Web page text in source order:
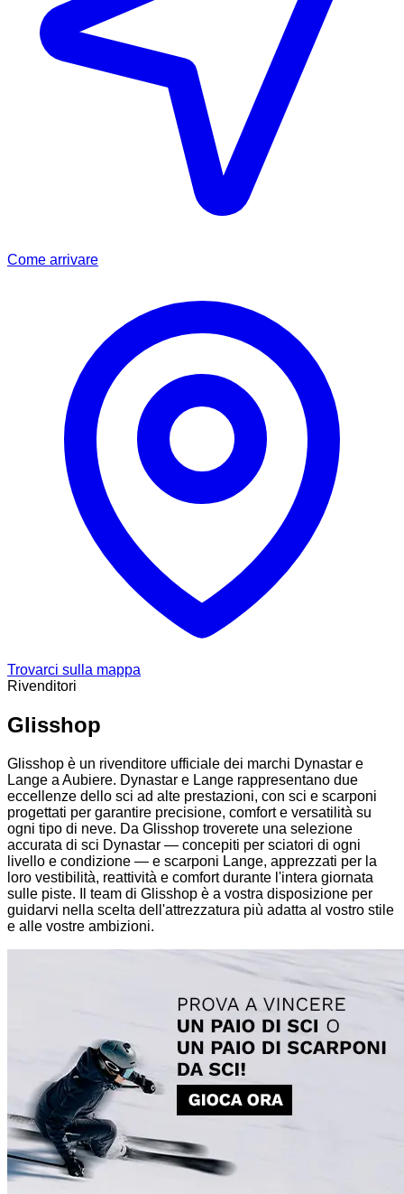
Come arrivare
Trovarci sulla mappa
Rivenditori
Glisshop
Glisshop è un rivenditore ufficiale dei marchi Dynastar e
Lange a Aubiere. Dynastar e Lange rappresentano due
eccellenze dello sci ad alte prestazioni, con sci e scarponi
progettati per garantire precisione, comfort e versatilità su
ogni tipo di neve. Da Glisshop troverete una selezione
accurata di sci Dynastar — concepiti per sciatori di ogni
livello e condizione — e scarponi Lange, apprezzati per la
loro vestibilità, reattività e comfort durante l'intera giornata
sulle piste. Il team di Glisshop è a vostra disposizione per
guidarvi nella scelta dell'attrezzatura più adatta al vostro stile
e alle vostre ambizioni.